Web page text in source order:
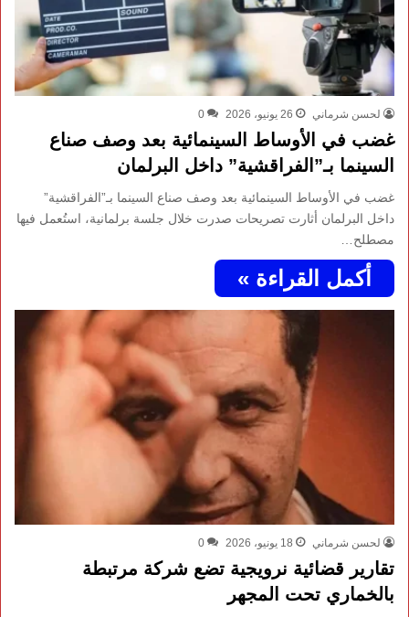
لحسن شرماني 26 يونيو، 2026 0
غضب في الأوساط السينمائية بعد وصف صناع
السينما بـ”الفراقشية” داخل البرلمان
غضب في الأوساط السينمائية بعد وصف صناع السينما بـ”الفراقشية”
داخل البرلمان أثارت تصريحات صدرت خلال جلسة برلمانية، استُعمل فيها
مصطلح…
أكمل القراءة »
لحسن شرماني 18 يونيو، 2026 0
تقارير قضائية نرويجية تضع شركة مرتبطة
بالخماري تحت المجهر